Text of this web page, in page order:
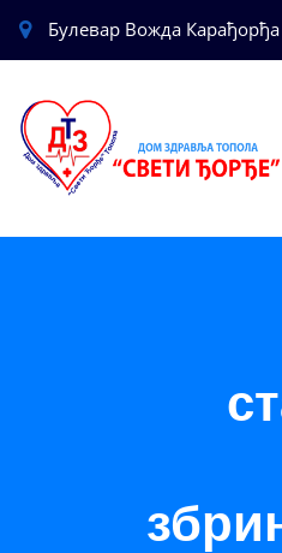
Булевар Вожда